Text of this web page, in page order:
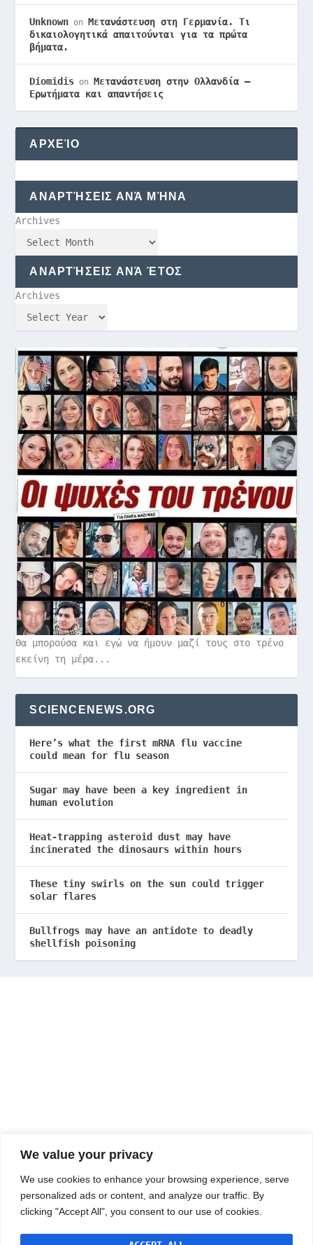
We value your privacy
We use cookies to enhance your browsing experience, serve
personalized ads or content, and analyze our traffic. By
clicking "Accept All", you consent to our use of cookies.
Unknown on Μετανάστευση στη Γερμανία. Τι
δικαιολογητικά απαιτούνται για τα πρώτα
βήματα.
Diomidis on Μετανάστευση στην Ολλανδία –
Ερωτήματα και απαντήσεις
ΑΡΧΕΊΟ
ΑΝΑΡΤΉΣΕΙΣ ΑΝΆ ΜΉΝΑ
Archives
ΑΝΑΡΤΉΣΕΙΣ ΑΝΆ ΈΤΟΣ
Archives
Θα μπορούσα και εγώ να ήμουν μαζί τους στο τρένο
εκείνη τη μέρα...
SCIENCENEWS.ORG
Here’s what the first mRNA flu vaccine
could mean for flu season
Sugar may have been a key ingredient in
human evolution
Heat-trapping asteroid dust may have
incinerated the dinosaurs within hours
These tiny swirls on the sun could trigger
solar flares
Bullfrogs may have an antidote to deadly
shellfish poisoning